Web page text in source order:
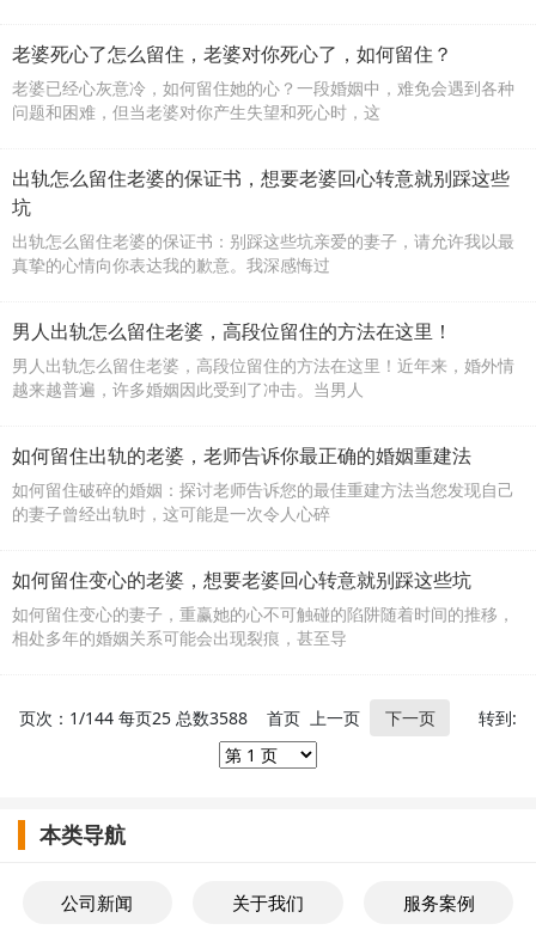
老婆死心了怎么留住，老婆对你死心了，如何留住？
老婆已经心灰意冷，如何留住她的心？一段婚姻中，难免会遇到各种
问题和困难，但当老婆对你产生失望和死心时，这
出轨怎么留住老婆的保证书，想要老婆回心转意就别踩这些
坑
出轨怎么留住老婆的保证书：别踩这些坑亲爱的妻子，请允许我以最
真挚的心情向你表达我的歉意。我深感悔过
男人出轨怎么留住老婆，高段位留住的方法在这里！
男人出轨怎么留住老婆，高段位留住的方法在这里！近年来，婚外情
越来越普遍，许多婚姻因此受到了冲击。当男人
如何留住出轨的老婆，老师告诉你最正确的婚姻重建法
如何留住破碎的婚姻：探讨老师告诉您的最佳重建方法当您发现自己
的妻子曾经出轨时，这可能是一次令人心碎
如何留住变心的老婆，想要老婆回心转意就别踩这些坑
如何留住变心的妻子，重赢她的心不可触碰的陷阱随着时间的推移，
相处多年的婚姻关系可能会出现裂痕，甚至导
页次：1/144 每页25 总数3588 首页 上一页 下一页 转到:
本类导航
公司新闻 关于我们 服务案例